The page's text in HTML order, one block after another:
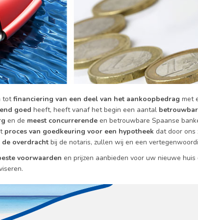
totfinanciering van een deel van het aankoopbedrag met
goed heeft, heeft vanaf het begin een aantal
en de meest concurrerende en betrouwbare Spaanse
proces van goedkeuring voor een hypotheek dat door ons
overdracht bij de notaris, zullen wij en een
voorwaarden en prijzen aanbieden voor uw nieuwe